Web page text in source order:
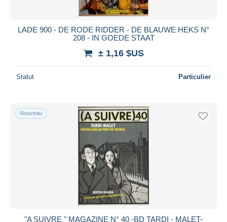
LADE 900 - DE RODE RIDDER - DE BLAUWE HEKS N°
208 - IN GOEDE STAAT
± 1,16 $US
Statut Particulier
Nouveau
"A SUIVRE " MAGAZINE N° 40 -BD TARDI - MALET-